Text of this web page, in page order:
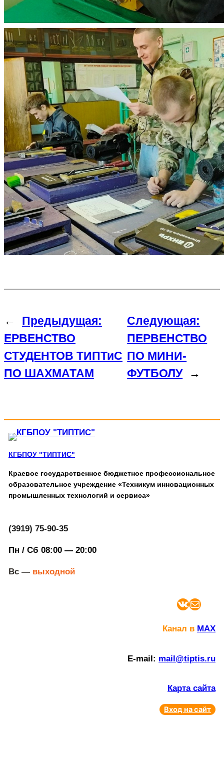
←
Предыдущая:
ЕРВЕНСТВО
СТУДЕНТОВ ТИПТиС
ПО ШАХМАТАМ
Следующая:
ПЕРВЕНСТВО
ПО МИНИ-
ФУТБОЛУ
→
КГБПОУ "ТИПТИС"
Краевое государственное бюджетное профессиональное
образовательное учреждение «Техникум инновационных
промышленных технологий и сервиса»
(3919) 75-90-35
Пн / Сб 08:00 — 20:00
Вс —выходной
ВКонтакте Почта
Канал в MAX
E-mail: mail@tiptis.ru
Карта сайта
Вход на сайт